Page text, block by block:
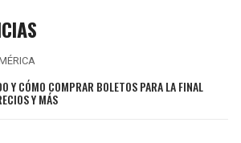
Y CÓMO COMPRAR BOLETOS PARA LA FINAL
Y MÁS